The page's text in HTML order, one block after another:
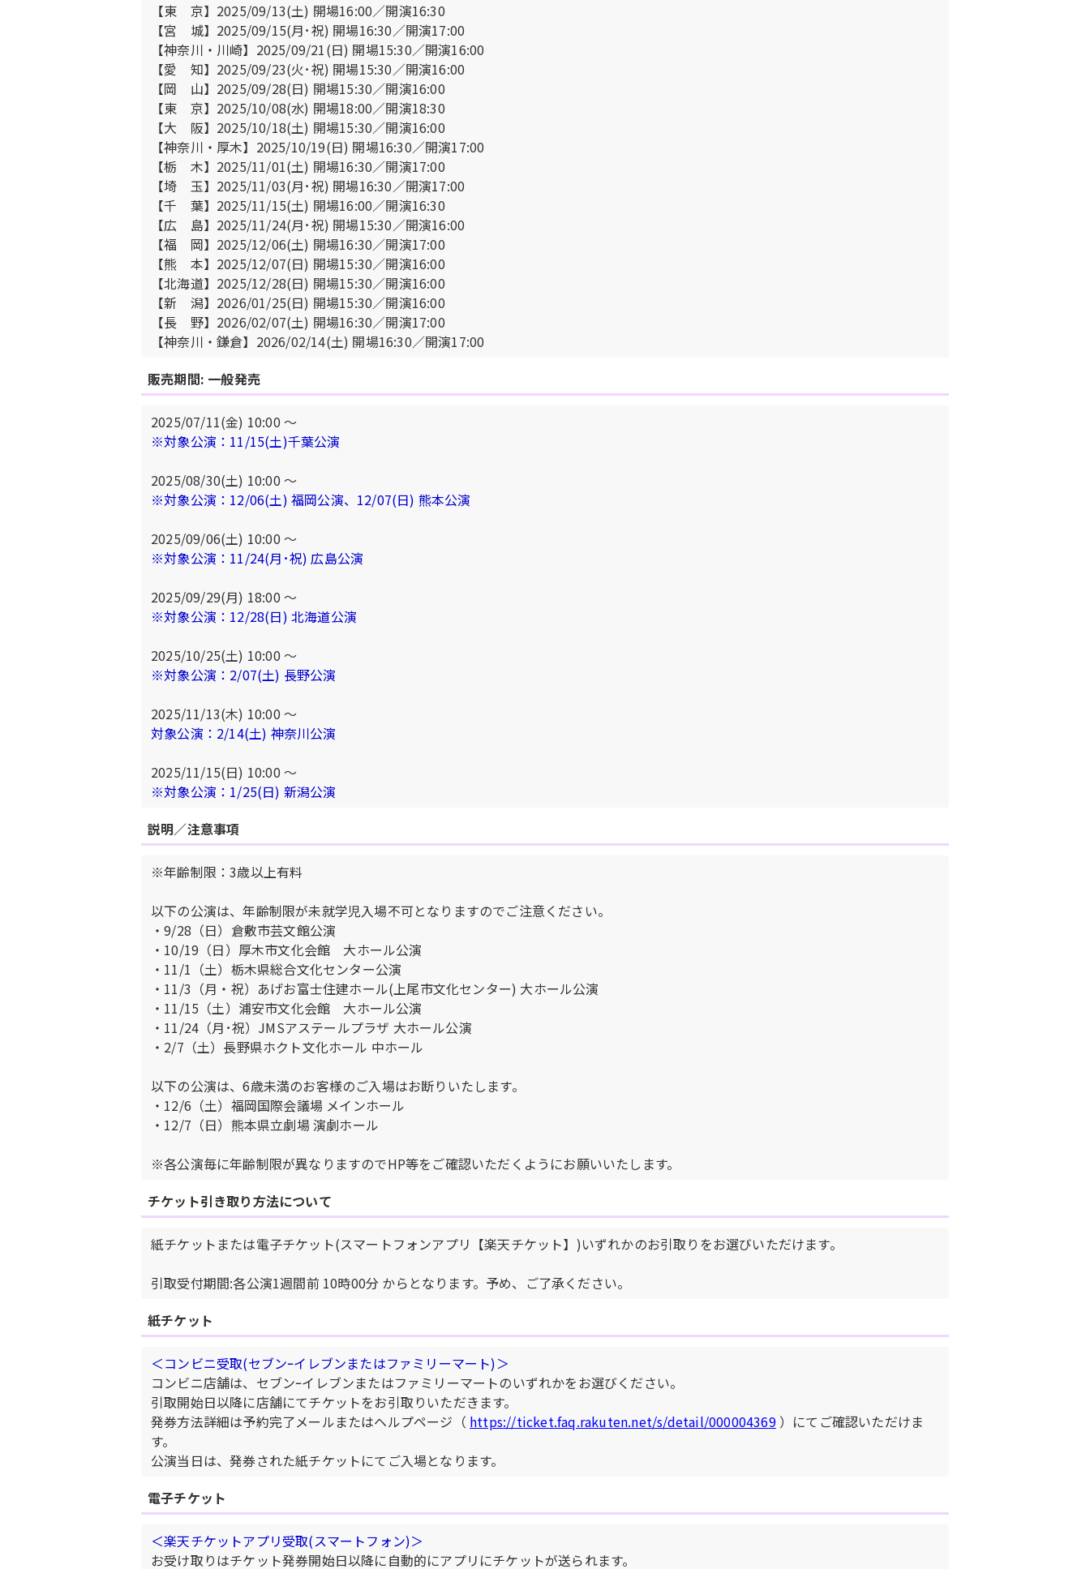
【東 京】2025/09/13(土) 開場16:00／開演16:30
【宮 城】2025/09/15(月･祝) 開場16:30／開演17:00
【神奈川・川崎】2025/09/21(日) 開場15:30／開演16:00
【愛 知】2025/09/23(火･祝) 開場15:30／開演16:00
【岡 山】2025/09/28(日) 開場15:30／開演16:00
【東 京】2025/10/08(水) 開場18:00／開演18:30
【大 阪】2025/10/18(土) 開場15:30／開演16:00
【神奈川・厚木】2025/10/19(日) 開場16:30／開演17:00
【栃 木】2025/11/01(土) 開場16:30／開演17:00
【埼 玉】2025/11/03(月･祝) 開場16:30／開演17:00
【千 葉】2025/11/15(土) 開場16:00／開演16:30
【広 島】2025/11/24(月･祝) 開場15:30／開演16:00
【福 岡】2025/12/06(土) 開場16:30／開演17:00
【熊 本】2025/12/07(日) 開場15:30／開演16:00
【北海道】2025/12/28(日) 開場15:30／開演16:00
【新 潟】2026/01/25(日) 開場15:30／開演16:00
【長 野】2026/02/07(土) 開場16:30／開演17:00
【神奈川・鎌倉】2026/02/14(土) 開場16:30／開演17:00
販売期間: 一般発売
2025/07/11(金) 10:00 〜
※対象公演：11/15(土)千葉公演
2025/08/30(土) 10:00 〜
※対象公演：12/06(土) 福岡公演、12/07(日) 熊本公演
2025/09/06(土) 10:00 〜
※対象公演：11/24(月･祝) 広島公演
2025/09/29(月) 18:00 〜
※対象公演：12/28(日) 北海道公演
2025/10/25(土) 10:00 ～
※対象公演：2/07(土) 長野公演
2025/11/13(木) 10:00 〜
対象公演：2/14(土) 神奈川公演
2025/11/15(日) 10:00 〜
※対象公演：1/25(日) 新潟公演
説明／注意事項
※年齢制限：3歳以上有料
以下の公演は、年齢制限が未就学児入場不可となりますのでご注意ください。
・9/28（日）倉敷市芸文館公演
・10/19（日）厚木市文化会館 大ホール公演
・11/1（土）栃木県総合文化センター公演
・11/3（月・祝）あげお富士住建ホール(上尾市文化センター) 大ホール公演
・11/15（土）浦安市文化会館 大ホール公演
・11/24（月･祝）JMSアステールプラザ 大ホール公演
・2/7（土）長野県ホクト文化ホール 中ホール
以下の公演は、6歳未満のお客様のご入場はお断りいたします。
・12/6（土）福岡国際会議場 メインホール
・12/7（日）熊本県立劇場 演劇ホール
※各公演毎に年齢制限が異なりますのでHP等をご確認いただくようにお願いいたします。
チケット引き取り方法について
紙チケットまたは電子チケット(スマートフォンアプリ【楽天チケット】)いずれかのお引取りをお選びいただけます。
引取受付期間:各公演1週間前 10時00分 からとなります。予め、ご了承ください。
紙チケット
＜コンビニ受取(セブンｰイレブンまたはファミリーマート)＞
コンビニ店舗は、セブンｰイレブンまたはファミリーマートのいずれかをお選びください。
引取開始日以降に店舗にてチケットをお引取りいただきます。
発券方法詳細は予約完了メールまたはヘルプページ（ https://ticket.faq.rakuten.net/s/detail/000004369）にてご確認いただけま
す。
公演当日は、発券された紙チケットにてご入場となります。
電子チケット
＜楽天チケットアプリ受取(スマートフォン)＞
お受け取りはチケット発券開始日以降に自動的にアプリにチケットが送られます。